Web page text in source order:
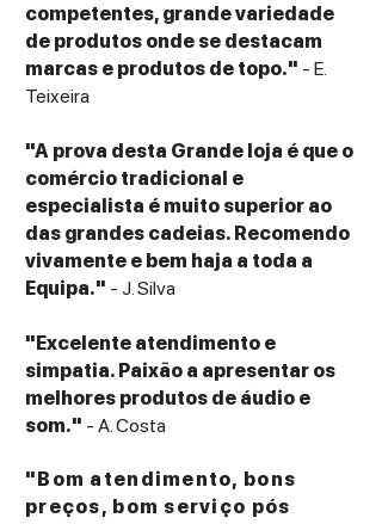
competentes, grande variedade
de produtos onde se destacam
marcas e produtos de topo." - E.
Teixeira
"A prova desta Grande loja é que o
comércio tradicional e
especialista é muito superior ao
das grandes cadeias. Recomendo
vivamente e bem haja a toda a
Equipa." - J. Silva
"Excelente atendimento e
simpatia. Paixão a apresentar os
melhores produtos de áudio e
som." - A. Costa
"Bom atendimento, bons
preços, bom serviço pós